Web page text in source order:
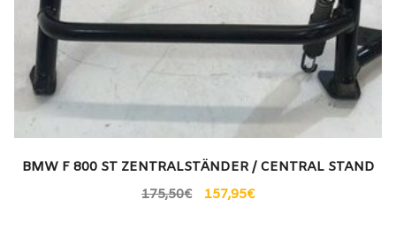
BMW F 800 ST ZENTRALSTÄNDER / CENTRAL STAND
175,50€ 157,95€